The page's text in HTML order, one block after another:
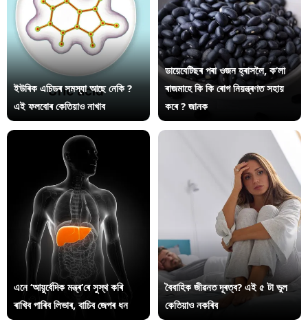
ইউৰিক এচিডৰ সমস্যা আছে নেকি ?
এই ফলবোৰ কেতিয়াও নাখাব
ডায়েবেটিছৰ পৰা ওজন হ্ৰাসলৈ, ক’লা
ৰাজমাহে কি কি ৰোগ নিয়ন্ত্ৰণত সহায়
কৰে ? জানক
এনে ‘আয়ুৰ্বেদিক মন্ত্ৰ’ৰে সুস্থ কৰি
ৰাখিব পাৰিব লিভাৰ, বাচিব জেপৰ ধন
বৈবাহিক জীৱনত দূৰত্ব? এই ৫ টা ভুল
কেতিয়াও নকৰিব